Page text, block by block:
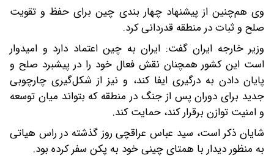
وی هم‌چنین از پیشنهاد چهار بندی چین برای حفظ و تقویت
صلح و ثبات در منطقه قدردانی کرد.
وزیر خارجه ایران گفت: ایران به چین اعتماد دارد و امیدوار
است این کشور همچنان نقش فعال خود را در پیشبرد صلح و
پایان دادن به درگیری ایفا کند، و نیز از شکل‌گیری چارچوبی
جدید برای دوران پس از جنگ در منطقه که بتواند میان توسعه
و امنیت توازن برقرار کند، حمایت کند.
شایان ذکر است، سید عباس عراقچی روز گذشته در راس هیاتی
به منظور دیدار با همتای چینی خود به پکن سفر کرده بود.